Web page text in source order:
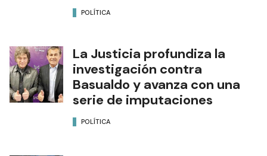
POLÍTICA
La Justicia profundiza la
investigación contra
Basualdo y avanza con una
serie de imputaciones
POLÍTICA